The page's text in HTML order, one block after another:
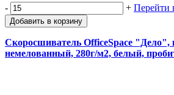
- + Перейти
Добавить в корзину
Скоросшиватель OfficeSpace "Дело",
немелованный, 280г/м2, белый,